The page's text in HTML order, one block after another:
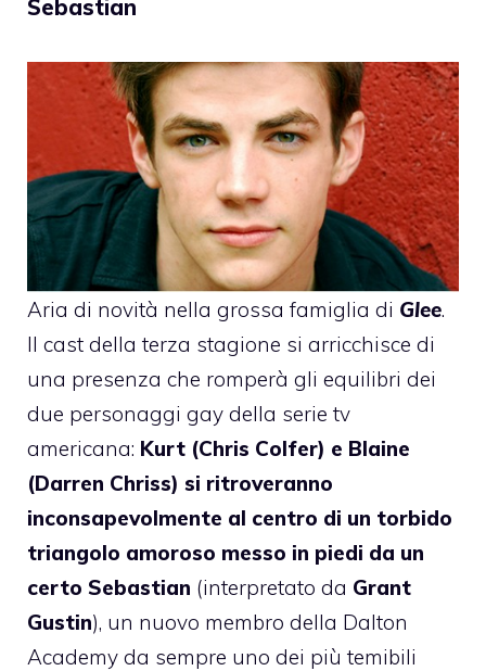
Sebastian
Aria di novità nella grossa famiglia di Glee.
Il cast della terza stagione si arricchisce di
una presenza che romperà gli equilibri dei
due personaggi gay della serie tv
americana: Kurt (Chris Colfer) e Blaine
(Darren Chriss) si ritroveranno
inconsapevolmente al centro di un torbido
triangolo amoroso messo in piedi da un
certo Sebastian (interpretato da Grant
Gustin), un nuovo membro della Dalton
Academy da sempre uno dei più temibili